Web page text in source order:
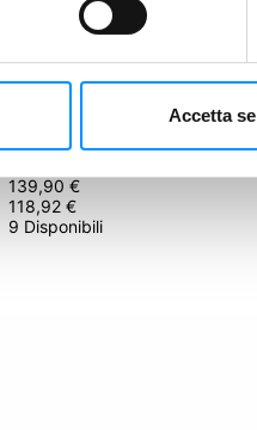
Accetta
3 ore 37 minuti
Tales of the Arabian Nights:
Play to Z
139,90 €
118,92 €
9 Disponibili